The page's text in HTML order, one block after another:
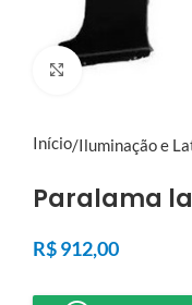
Click to enlarge
Início Iluminação e
Paralama
R$912,00